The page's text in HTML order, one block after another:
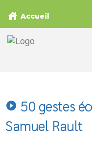
house Accueil
play_circle_filled 50 gestes
Samuel Rault